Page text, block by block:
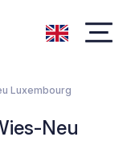
Luxembourg
Neu